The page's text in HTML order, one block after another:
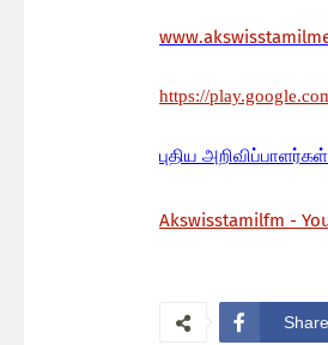
https://
புதிய அறிவிப்பாளர்கள்
Akswisstamilfm -
Share